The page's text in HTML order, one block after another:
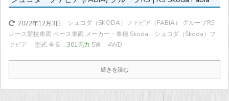
2022年12月3日
シュコダ（SKODA）ファビア（FABIA） グループR5
レース競技車両 ベース車両 メーカー・車種 Skoda シュコダ（Škoda）フ
ァビア 型式 全長 ...301馬力 5速 4WD
続きを読む